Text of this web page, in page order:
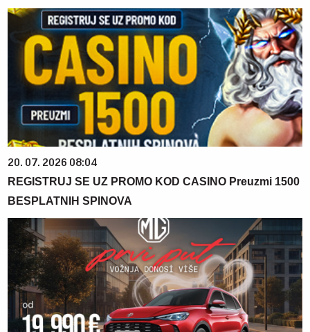
20. 07. 2026 08:04
REGISTRUJ SE UZ PROMO KOD CASINO Preuzmi 1500
BESPLATNIH SPINOVA